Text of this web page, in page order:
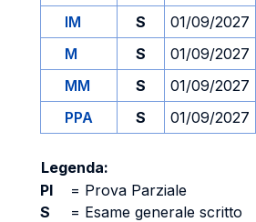
IM
S 01/09/2027
M
S 01/09/2027
MM
S 01/09/2027
PPA
S 01/09/2027
Legenda:
PI
= Prova Parziale
S
= Esame generale scritto